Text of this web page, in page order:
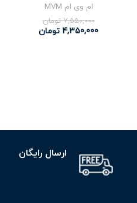
ام وی ام MVM
7,550,000 تومان
4,350,000 تومان
ارسال رایگان